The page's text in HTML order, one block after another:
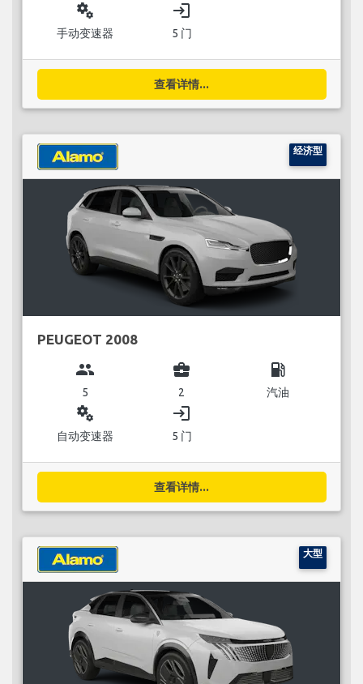
miscellaneous_services
手动变速器
login
5 门
查看详情...
经济型
PEUGEOT 2008
group
5
business_center
2
local_gas_station
汽油
miscellaneous_services
自动变速器
login
5 门
查看详情...
大型